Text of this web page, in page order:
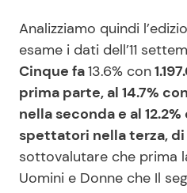
Analizziamo quindi
esame i dati dell’11
Cinque fa13.6% con
prima parte, al 14.7%
nella seconda e al
spettatori nella terza,
sottovalutare che prima
Uomini e Donne che Il